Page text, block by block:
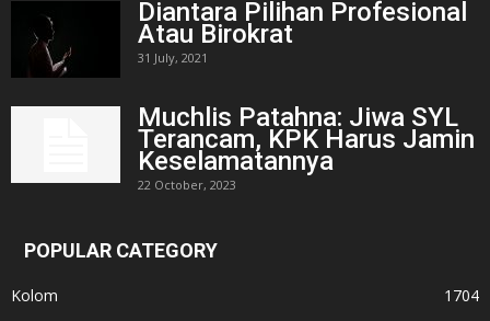
Diantara Pilihan Profesional
Atau Birokrat
31 July, 2021
Muchlis Patahna: Jiwa SYL
Terancam, KPK Harus Jamin
Keselamatannya
22 October, 2023
POPULAR CATEGORY
Kolom
1704